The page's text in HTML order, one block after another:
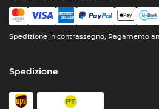
Spedizione in contrassegno, Pagamento
Spedizione